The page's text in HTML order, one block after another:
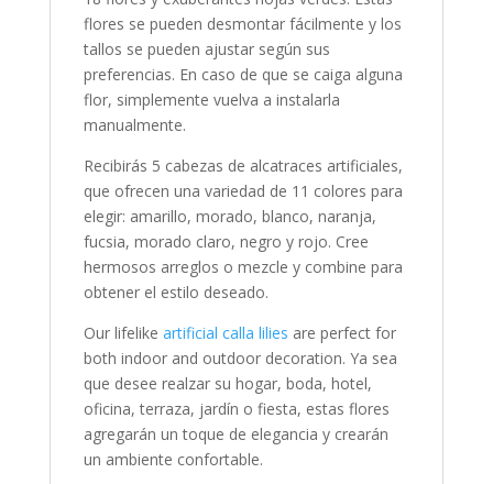
flores se pueden desmontar fácilmente y los
tallos se pueden ajustar según sus
preferencias. En caso de que se caiga alguna
flor, simplemente vuelva a instalarla
manualmente.
Recibirás 5 cabezas de alcatraces artificiales,
que ofrecen una variedad de 11 colores para
elegir: amarillo, morado, blanco, naranja,
fucsia, morado claro, negro y rojo. Cree
hermosos arreglos o mezcle y combine para
obtener el estilo deseado.
Our lifelike artificial calla lilies are perfect for
both indoor and outdoor decoration. Ya sea
que desee realzar su hogar, boda, hotel,
oficina, terraza, jardín o fiesta, estas flores
agregarán un toque de elegancia y crearán
un ambiente confortable.